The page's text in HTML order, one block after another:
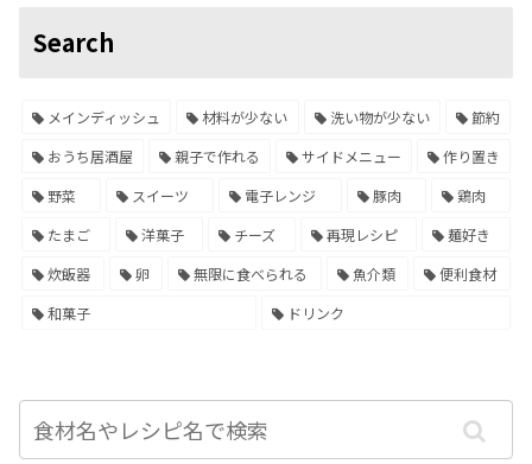
Search
メインディッシュ 材料が少ない 洗い物が少ない
節約
おうち居酒屋
親子で作れる サイドメニュー
作り置き
野菜
スイーツ 電子レンジ 豚肉
鶏肉
たまご
洋菓子 チーズ 再現レシピ
麺好き
炊飯器
卵 無限に食べられる 魚介類
便利食材
和菓子
ドリンク